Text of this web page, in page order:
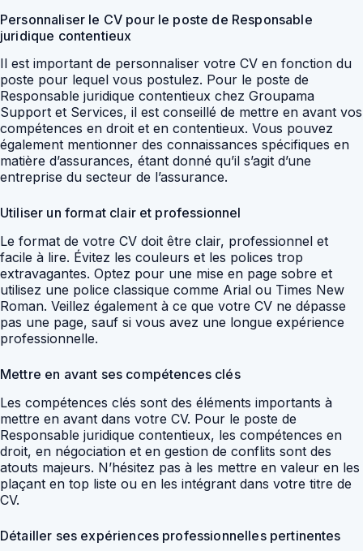
Personnaliser le CV pour le poste de Responsable
juridique contentieux
Il est important de personnaliser votre CV en fonction du
poste pour lequel vous postulez. Pour le poste de
Responsable juridique contentieux chez Groupama
Support et Services, il est conseillé de mettre en avant vos
compétences en droit et en contentieux. Vous pouvez
également mentionner des connaissances spécifiques en
matière d’assurances, étant donné qu’il s’agit d’une
entreprise du secteur de l’assurance.
Utiliser un format clair et professionnel
Le format de votre CV doit être clair, professionnel et
facile à lire. Évitez les couleurs et les polices trop
extravagantes. Optez pour une mise en page sobre et
utilisez une police classique comme Arial ou Times New
Roman. Veillez également à ce que votre CV ne dépasse
pas une page, sauf si vous avez une longue expérience
professionnelle.
Mettre en avant ses compétences clés
Les compétences clés sont des éléments importants à
mettre en avant dans votre CV. Pour le poste de
Responsable juridique contentieux, les compétences en
droit, en négociation et en gestion de conflits sont des
atouts majeurs. N’hésitez pas à les mettre en valeur en les
plaçant en top liste ou en les intégrant dans votre titre de
CV.
Détailler ses expériences professionnelles pertinentes